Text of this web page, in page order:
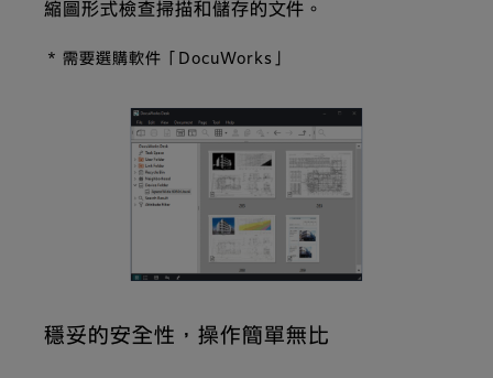
縮圖形式檢查掃描和儲存的文件。
* 需要選購軟件「DocuWorks」
穩妥的安全性，操作簡單無比